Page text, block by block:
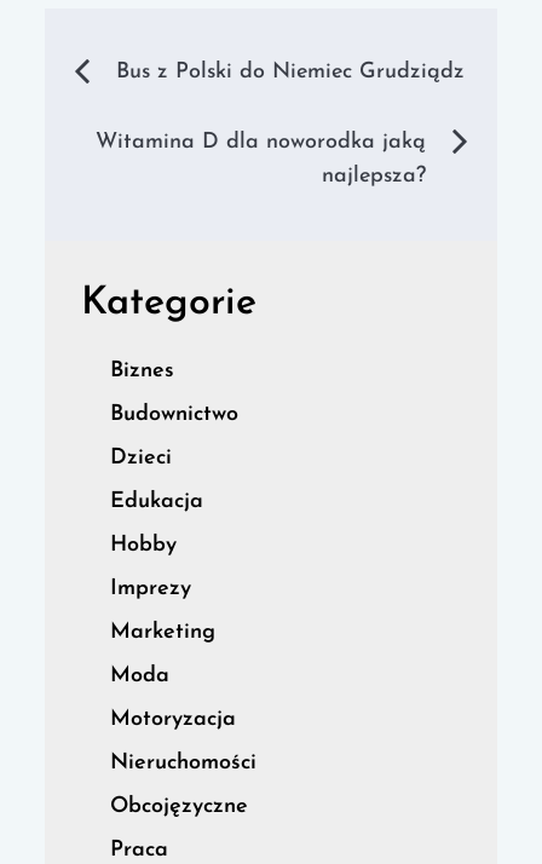
Nawigacja
wpisu
Bus z Polski do Niemiec Grudziądz
Witamina D dla noworodka jaką
najlepsza?
Kategorie
Biznes
Budownictwo
Dzieci
Edukacja
Hobby
Imprezy
Marketing
Moda
Motoryzacja
Nieruchomości
Obcojęzyczne
Praca